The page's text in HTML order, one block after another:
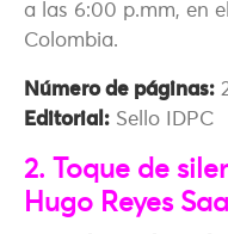
a las 6:00 p.mm, en
Colombia.
Número de páginas:
Editorial: Sello IDPC
2. Toque de
Hugo Reyes